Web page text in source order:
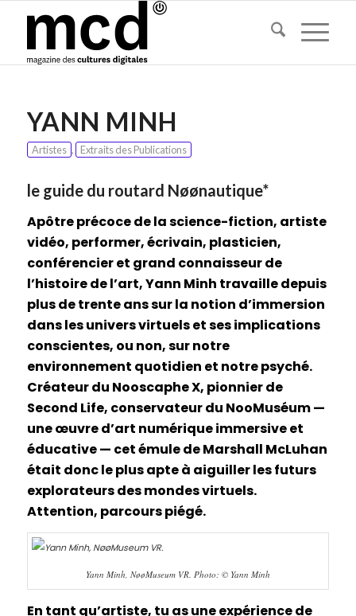
YANN MINH
Artistes , Extraits des Publications
le guide du routard Nøønautique*
Apôtre précoce de la science-fiction, artiste
vidéo, performer, écrivain, plasticien,
conférencier et grand connaisseur de
l’histoire de l’art, Yann Minh travaille depuis
plus de trente ans sur la notion d’immersion
dans les univers virtuels et ses implications
conscientes, ou non, sur notre
environnement quotidien et notre psyché.
Créateur du Nooscaphe X, pionnier de
Second Life, conservateur du NooMuséum —
une œuvre d’art numérique immersive et
éducative — cet émule de Marshall McLuhan
était donc le plus apte à aiguiller les futurs
explorateurs des mondes virtuels.
Attention, parcours piégé.
Yann Minh, NøøMuseum VR. Photo: © Yann Minh
En tant qu’artiste, tu as une expérience de